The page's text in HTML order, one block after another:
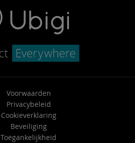
Voorwaarden
Privacybeleid
Cookieverklaring
Beveiliging
Toegankelijkheid